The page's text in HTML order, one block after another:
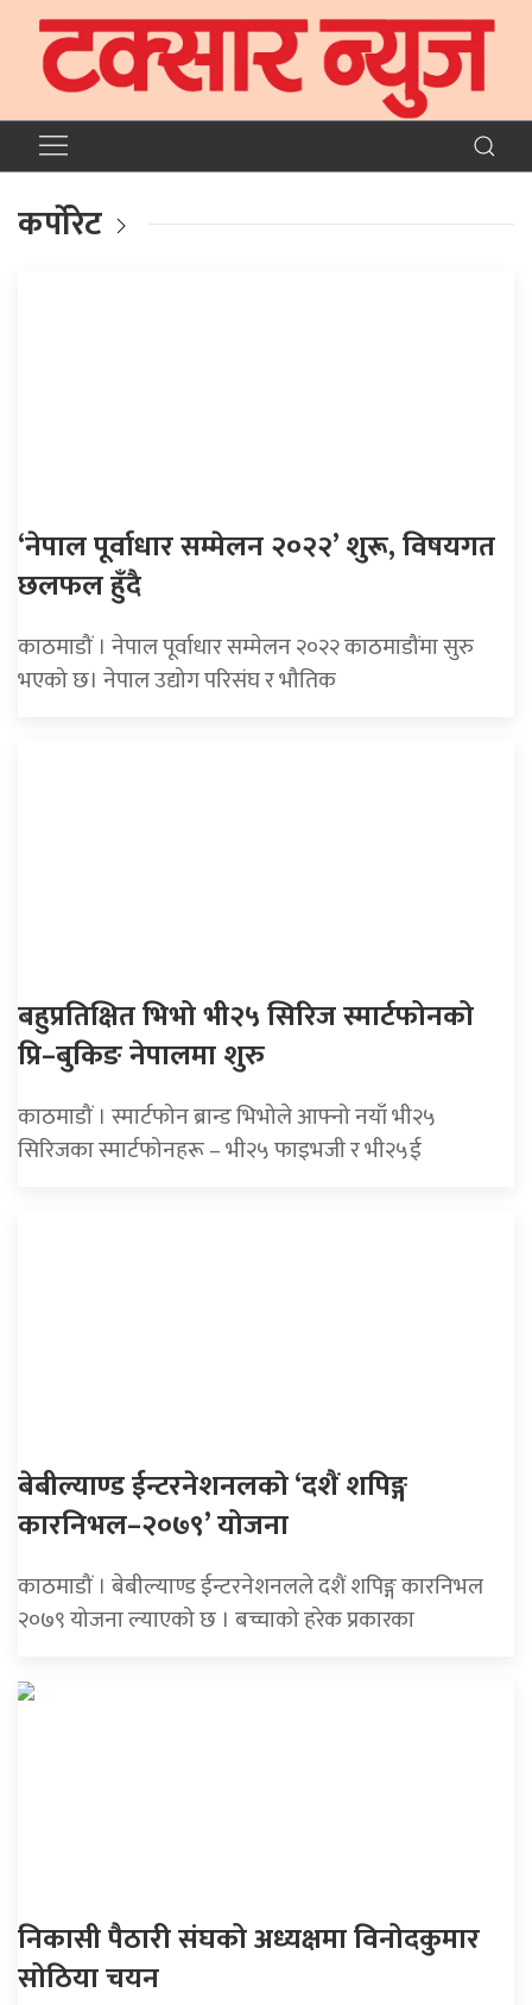
कर्पोरेट
‘नेपाल पूर्वाधार सम्मेलन २०२२’ शुरू, विषयगत
छलफल हुँदै
काठमाडौं । नेपाल पूर्वाधार सम्मेलन २०२२ काठमाडौंमा सुरु
भएको छ। नेपाल उद्योग परिसंघ र भौतिक
बहुप्रतिक्षित भिभो भी२५ सिरिज स्मार्टफोनको
प्रि–बुकिङ नेपालमा शुरु
काठमाडौं । स्मार्टफोन ब्रान्ड भिभोले आफ्नो नयाँ भी२५
सिरिजका स्मार्टफोनहरू – भी२५ फाइभजी र भी२५ई
बेबील्याण्ड ईन्टरनेशनलकाे ‘दशैं शपिङ्ग
कारनिभल–२०७९’ योजना
काठमाडौं । बेबील्याण्ड ईन्टरनेशनलले दशैं शपिङ्ग कारनिभल
२०७९ योजना ल्याएको छ । बच्चाको हरेक प्रकारका
निकासी पैठारी संघको अध्यक्षमा विनोदकुमार
सोठिया चयन